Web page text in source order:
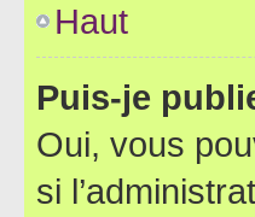
Haut
Puis-je
Oui, vous
si